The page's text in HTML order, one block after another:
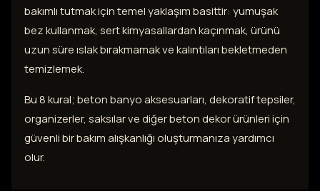
bakımlı tutmak için temel yaklaşım basittir: yumuşak
bez kullanmak, sert kimyasallardan kaçınmak, ürünü
uzun süre ıslak bırakmamak ve kalıntıları bekletmeden
temizlemek.
Bu 8 kural; beton banyo aksesuarları, dekoratif tepsiler,
organizerler, saksılar ve diğer beton dekor ürünleri için
güvenli bir bakım alışkanlığı oluşturmanıza yardımcı
olur.